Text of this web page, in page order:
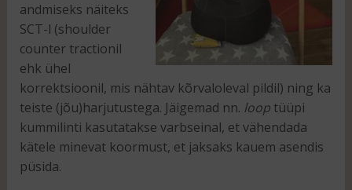
andmiseks näiteks
SCT-l (shoulder
counter tractionil
ehk ühel
korrektsioonil, mis nähtav kõrvaloleval pildil) ning ka
teiste (jõu)harjutustega. Jäigemad nn. looptüüpi
kummilinti kasutatakse varbseinal, et vähendada
kätele minevat koormust, et jaksaks kauem asendis
püsida.